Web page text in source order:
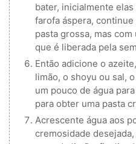
bater, inicialmente
farofa áspera,
pasta grossa, mas
que é liberada pela
Então adicione o
limão, o shoyu ou sal,
um pouco de água
para obter uma pasta
Acrescente água aos
cremosidade